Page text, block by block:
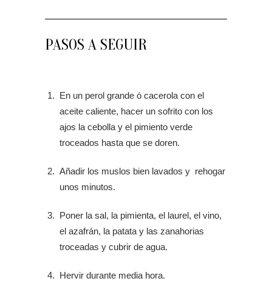
PASOS A SEGUIR
En un perol grande ó cacerola con el
aceite caliente, hacer un sofrito con los
ajos la cebolla y el pimiento verde
troceados hasta que se doren.
Añadir los muslos bien lavados y rehogar
unos minutos.
Poner la sal, la pimienta, el laurel, el vino,
el azafrán, la patata y las zanahorias
troceadas y cubrir de agua.
Hervir durante media hora.